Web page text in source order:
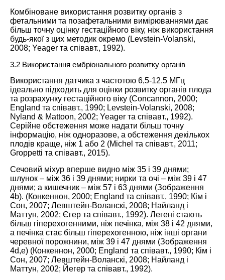
Комбіноване використання розвитку органів з
фетальними та позафетальними вимірюваннями дає
більш точну оцінку гестаційного віку, ніж використання
будь-якої з цих методик окремо (Levstein-Volanski,
2008; Yeager та співавт., 1992).
3.2 Використання ембріонального розвитку органів
Використання датчика з частотою 6,5-12,5 МГц
ідеально підходить для оцінки розвитку органів плода
та розрахунку гестаційного віку (Concannon, 2000;
England та співавт., 1990; Levstein-Volanski, 2008;
Nyland & Mattoon, 2002; Yeager та співавт., 1992).
Серійне обстеження може надати більш точну
інформацію, ніж одноразове, а обстеження декількох
плодів краще, ніж 1 або 2 (Michel та співавт., 2011;
Groppetti та співавт., 2015).
Сечовий міхур вперше видно між 35 і 39 днями;
шлунок – між 36 і 39 днями; нирки та очі – між 39 і 47
днями; а кишечник – між 57 і 63 днями (Зображення
4b). (Конкеннон, 2000; England та співавт., 1990; Кім і
Сон, 2007; Левштейн-Воланскі, 2008; Найланд і
Маттун, 2002; Єгер та співавт., 1992). Легені стають
більш гіперехогенними, ніж печінка, між 38 і 42 днями,
а печінка стає більш гіперехогенною, ніж інші органи
черевної порожнини, між 39 і 47 днями (Зображення
4d,e) (Конкеннон, 2000; England та співавт., 1990; Кім і
Сон, 2007; Левштейн-Воланскі, 2008; Найланд і
Маттун, 2002; Йегер та співавт., 1992).